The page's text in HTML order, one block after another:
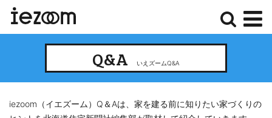
ュ
ー
Q&A いえズームQ&A
iezoom（イエズーム）Q＆Aは、家を建る前に知りたい家づくりの